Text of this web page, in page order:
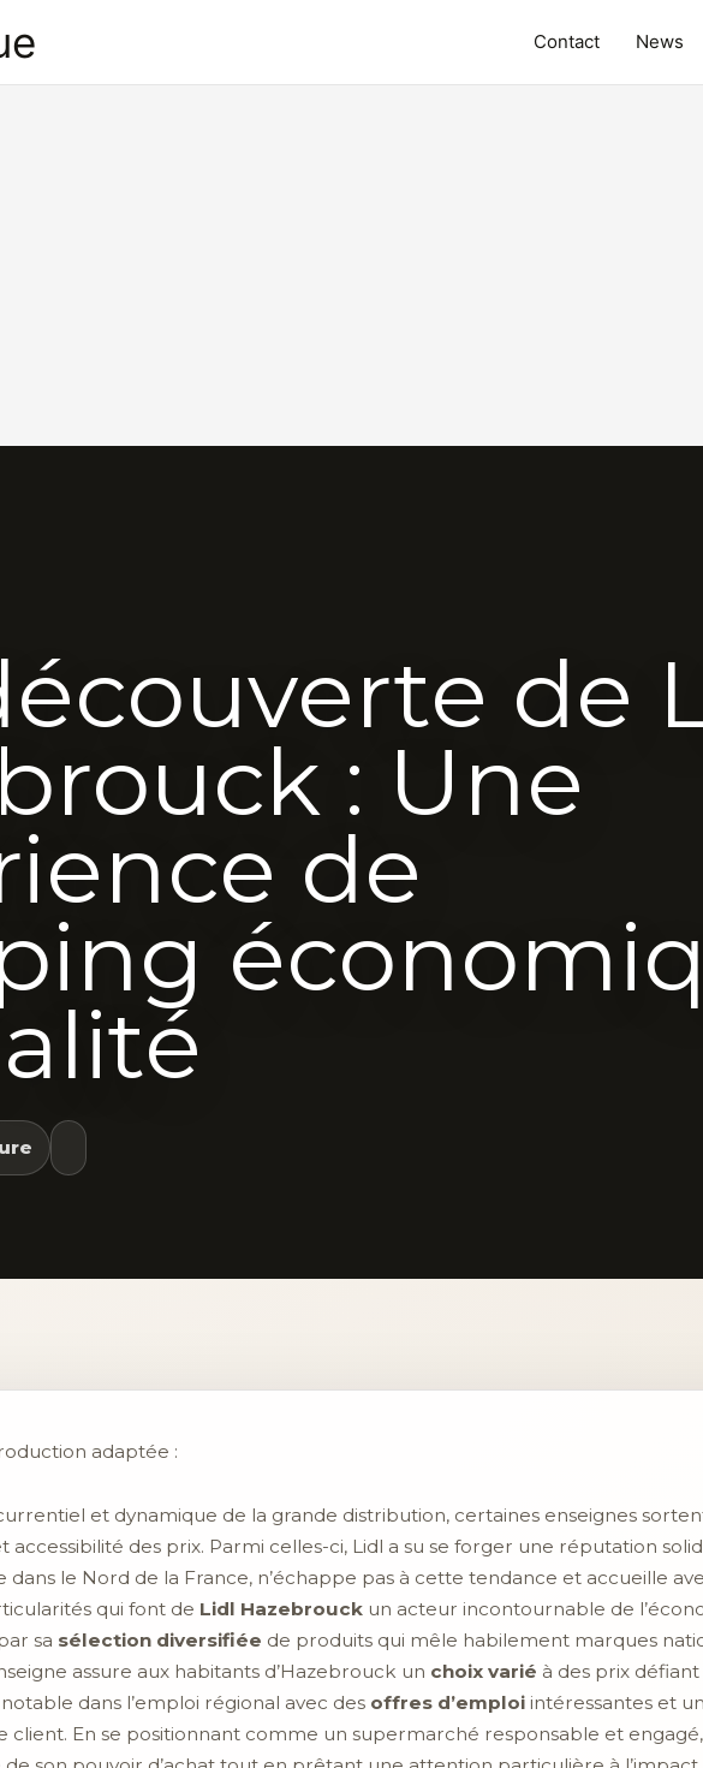
Contact News
de
: Une
de
adaptée :
et dynamique de la grande distribution, certaines enseignes
accessibilité des prix. Parmi celles-ci, Lidl a su se forger une réputation
dans le Nord de la France, n’échappe pas à cette tendance et accueille
qui font de Lidl Hazebrouck un acteur incontournable de
sa sélection diversifiée de produits qui mêle habilement marques
assure aux habitants d’Hazebrouck un choix varié à des prix
dans l’emploi régional avec des offres d’emploi intéressantes et
client. En se positionnant comme un supermarché responsable et engagé,